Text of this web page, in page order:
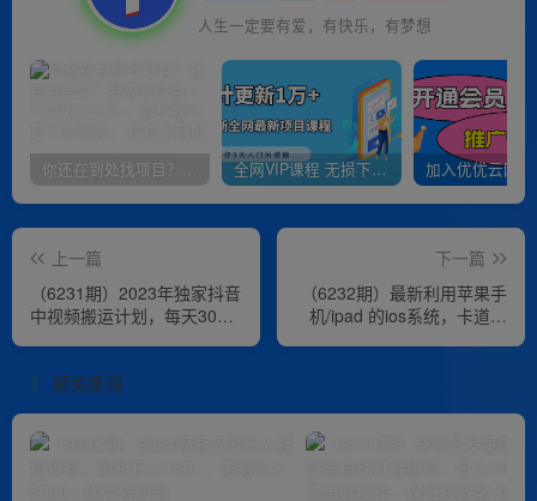
人生一定要有爱，有快乐，有梦想
你还在到处找项目？还在当韭菜？我靠卖项目一个月收入5万+，曾经我也是个失败者。 全网VIP课程 无损下载~
上一篇
（6231期）2023年独家抖音
中视频搬运计划，每天30分
下一篇
（6232期）最新利用苹果手
机/ipad 的ios系统，卡道具
相关推荐